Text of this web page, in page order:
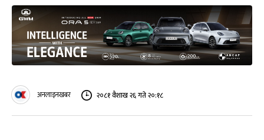
अनलाइनखबर २०८१ वैशाख २६ गते २०:१८